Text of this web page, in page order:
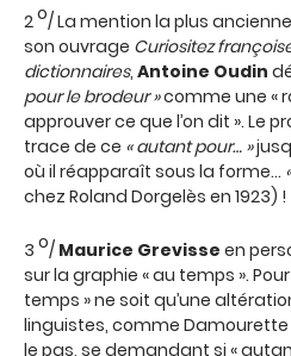
2o/ La mention la plus
son ouvrage Curiositez
dictionnaires, Antoine Oudin
pour le brodeur »comme une «
approuver ce que l’on dit ». Le
trace de ce « autant pour… »
où il réapparaît sous la forme…
chez Roland Dorgelès en 1923) !
3 o/ Maurice Grevisse en
sur la graphie « au temps ».
temps » ne soit qu’une
linguistes, comme
le pas, se demandant si «